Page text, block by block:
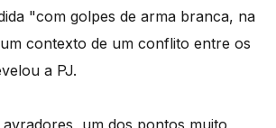
"com golpes de arma branca, na
contexto de um conflito entre os
a PJ.